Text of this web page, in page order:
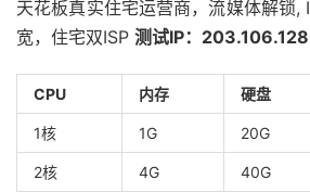
天花板真实住宅运营商，流媒体解锁,
宽，住宅双ISP 测试IP：
CPU 内存 硬盘
1核 1G 20G
2核 4G 40G